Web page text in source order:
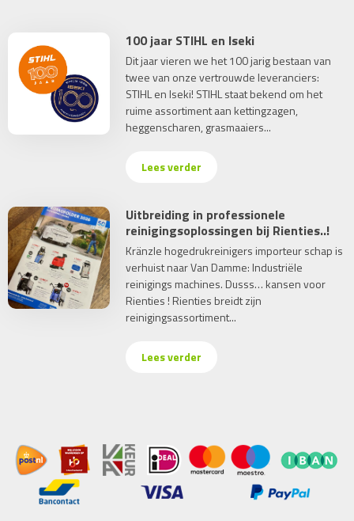
100 jaar STIHL en Iseki
Dit jaar vieren we het 100 jarig bestaan van
twee van onze vertrouwde leveranciers:
STIHL en Iseki! STIHL staat bekend om het
ruime assortiment aan kettingzagen,
heggenscharen, grasmaaiers...
Lees verder
Uitbreiding in professionele
reinigingsoplossingen bij Rienties..!
Kränzle hogedrukreinigers importeur schap is
verhuist naar Van Damme: Industriële
reinigings machines. Dusss… kansen voor
Rienties ! Rienties breidt zijn
reinigingsassortiment...
Lees verder